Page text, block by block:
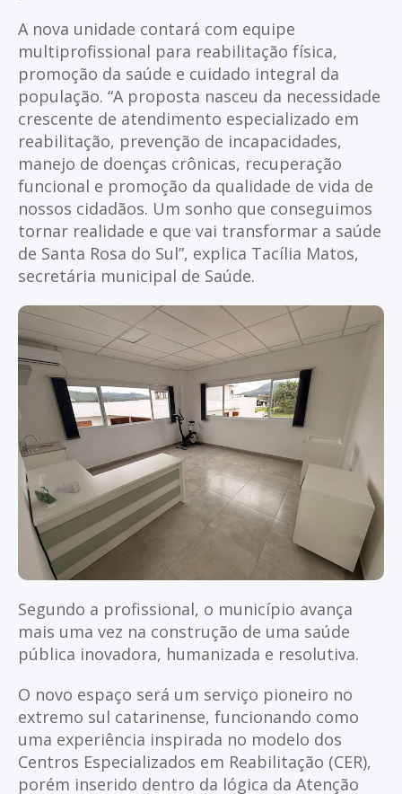
A nova unidade contará com equipe
multiprofissional para reabilitação física,
promoção da saúde e cuidado integral da
população. “A proposta nasceu da necessidade
crescente de atendimento especializado em
reabilitação, prevenção de incapacidades,
manejo de doenças crônicas, recuperação
funcional e promoção da qualidade de vida de
nossos cidadãos. Um sonho que conseguimos
tornar realidade e que vai transformar a saúde
de Santa Rosa do Sul”, explica Tacília Matos,
secretária municipal de Saúde.
Segundo a profissional, o município avança
mais uma vez na construção de uma saúde
pública inovadora, humanizada e resolutiva.
O novo espaço será um serviço pioneiro no
extremo sul catarinense, funcionando como
uma experiência inspirada no modelo dos
Centros Especializados em Reabilitação (CER),
porém inserido dentro da lógica da Atenção